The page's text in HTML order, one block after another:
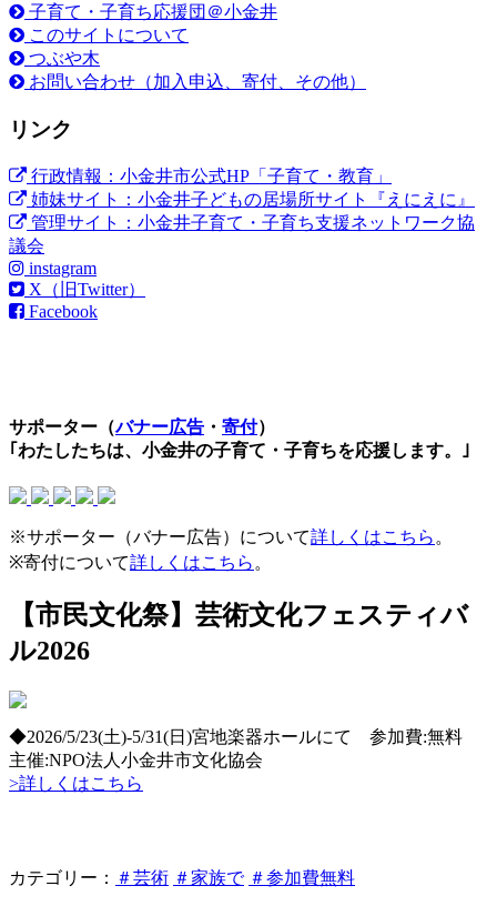
子育て・子育ち応援団＠小金井
このサイトについて
つぶや木
お問い合わせ（加入申込、寄付、その他）
リンク
行政情報：小金井市公式HP「子育て・教育」
姉妹サイト：小金井子どもの居場所サイト『えにえに』
管理サイト：小金井子育て・子育ち支援ネットワーク協
議会
instagram
X（旧Twitter）
Facebook
サポーター（バナー広告 ・ 寄付）
｢わたしたちは、小金井の子育て・子育ちを応援します。｣
※サポーター（バナー広告）について詳しくはこちら 。
※寄付について詳しくはこちら 。
【市民文化祭】芸術文化フェスティバ
ル2026
◆2026/5/23(土)-5/31(日)宮地楽器ホールにて 参加費:無料
主催:NPO法人小金井市文化協会
>詳しくはこちら
カテゴリー： ＃芸術 ＃家族で ＃参加費無料